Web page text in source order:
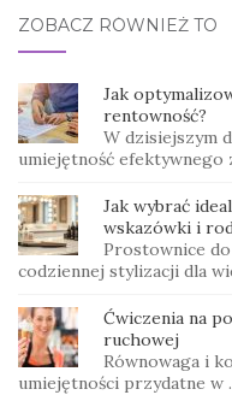
ZOBACZ RÓWNIEŻ TO
Jak
rentowność?
W dzisiejszym
umiejętność efektywnego
Jak wybrać
wskazówki i
Prostownice
codziennej stylizacji dla
Ćwiczenia na
ruchowej
Równowaga i
umiejętności przydatne w